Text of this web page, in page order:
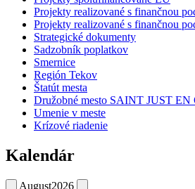
Projekty realizované s finančnou
Projekty realizované s finančnou
Strategické dokumenty
Sadzobník poplatkov
Smernice
Región Tekov
Štatút mesta
Družobné mesto SAINT JUST
Umenie v meste
Krízové riadenie
Kalendár
August2026